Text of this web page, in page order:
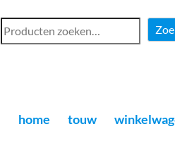
home touw